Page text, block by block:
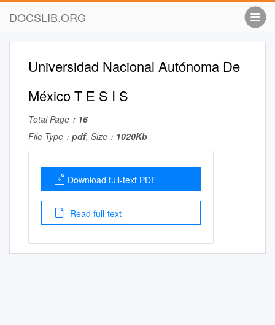
DOCSLIB.ORG
Universidad Nacional Autónoma De
México T E S I S
Total Page： 16
File Type： pdf, Size： 1020Kb
Download full-text PDF
Read full-text